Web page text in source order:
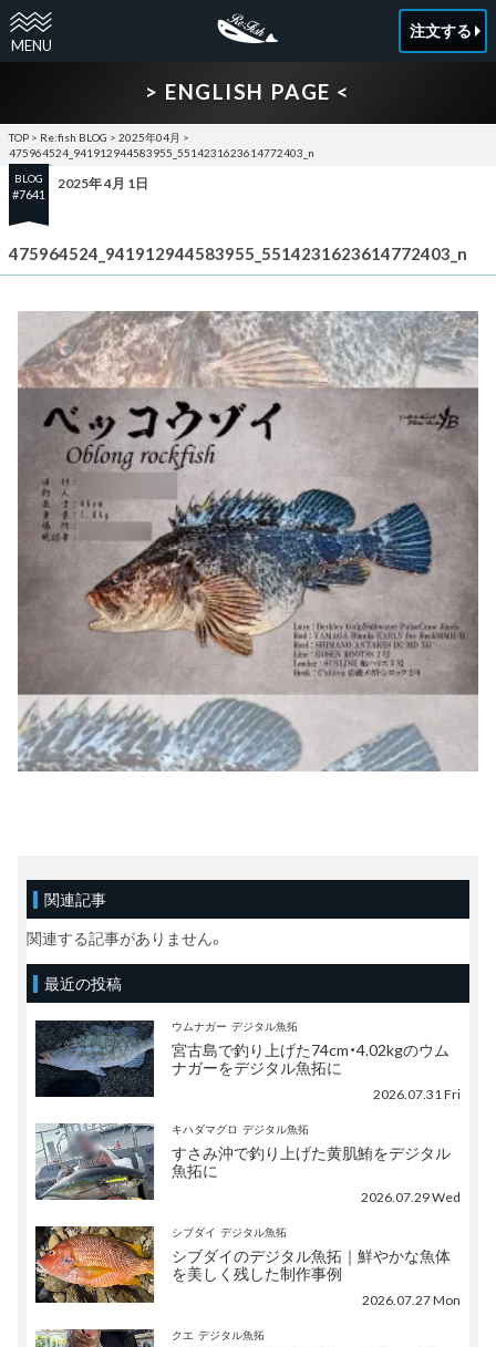
注文する
> ENGLISH PAGE <
TOP > Re:fish BLOG > 2025年04月 >
475964524_941912944583955_5514231623614772403_n
BLOG
#7641
2025年 4月 1日
475964524_941912944583955_5514231623614772403_n
関連記事
関連する記事がありません。
最近の投稿
ウムナガー デジタル魚拓
宮古島で釣り上げた74cm・4.02kgのウム
ナガーをデジタル魚拓に
2026.07.31 Fri
キハダマグロ デジタル魚拓
すさみ沖で釣り上げた黄肌鮪をデジタル
魚拓に
2026.07.29 Wed
シブダイ デジタル魚拓
シブダイのデジタル魚拓｜鮮やかな魚体
を美しく残した制作事例
2026.07.27 Mon
クエ デジタル魚拓